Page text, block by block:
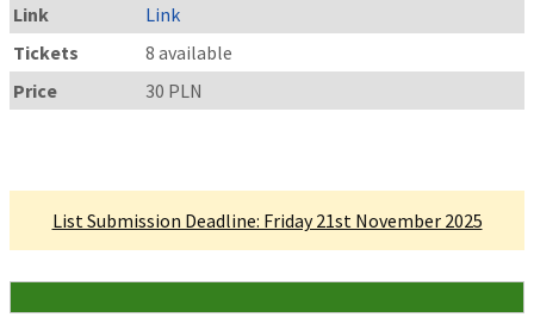
Link
Link
Tickets
8 available
Price
30 PLN
List Submission Deadline: Friday 21st November 2025